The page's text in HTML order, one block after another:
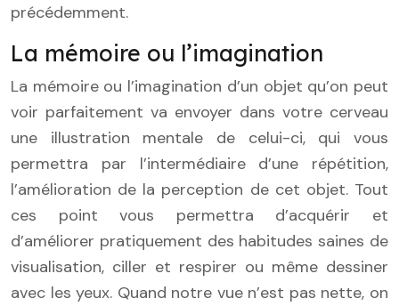
précédemment.
La mémoire ou l’imagination
La mémoire ou l’imagination d’un objet qu’on peut
voir parfaitement va envoyer dans votre cerveau
une illustration mentale de celui-ci, qui vous
permettra par l’intermédiaire d’une répétition,
l’amélioration de la perception de cet objet. Tout
ces point vous permettra d’acquérir et
d’améliorer pratiquement des habitudes saines de
visualisation, ciller et respirer ou même dessiner
avec les yeux. Quand notre vue n’est pas nette, on